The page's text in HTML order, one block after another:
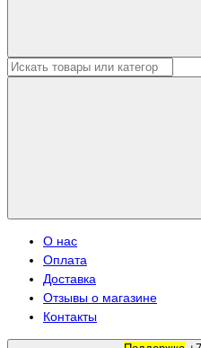
О нас
Оплата
Доставка
Отзывы о магазине
Контакты